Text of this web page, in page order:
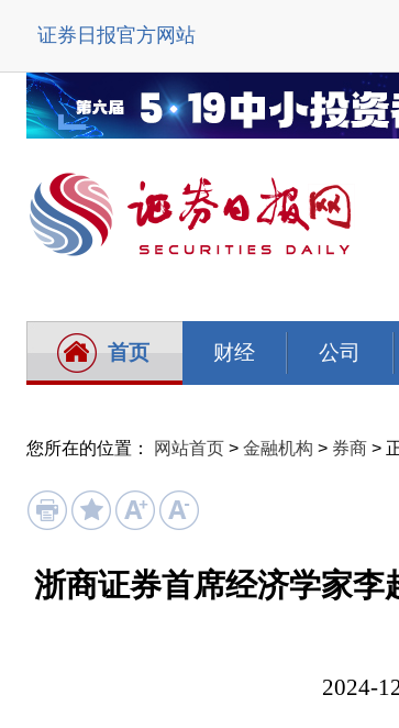
证券日报官方网站
首页 财经 公司
您所在的位置： 网站首页 > 金融机构 > 券商 >
浙商证券首席经济学家
2024-